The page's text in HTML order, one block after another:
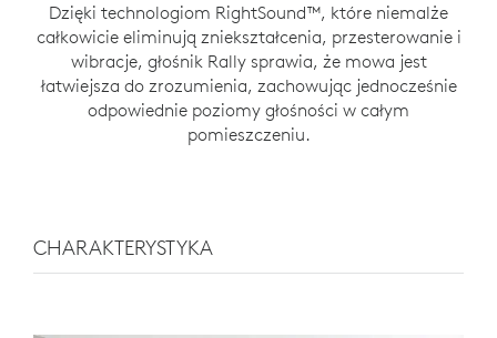
Dzięki technologiom RightSound™, które niemalże
całkowicie eliminują zniekształcenia, przesterowanie i
wibracje, głośnik Rally sprawia, że mowa jest
łatwiejsza do zrozumienia, zachowując jednocześnie
odpowiednie poziomy głośności w całym
pomieszczeniu.
CHARAKTERYSTYKA